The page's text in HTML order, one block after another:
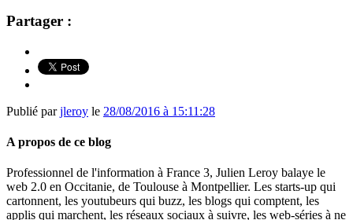
Partager :
Publié parjleroy le 28/08/2016 à 15:11:28
A propos de ce blog
Professionnel de l'information à France 3, Julien Leroy balaye le
web 2.0 en Occitanie, de Toulouse à Montpellier. Les starts-up qui
cartonnent, les youtubeurs qui buzz, les blogs qui comptent, les
applis qui marchent, les réseaux sociaux à suivre, les web-séries à ne